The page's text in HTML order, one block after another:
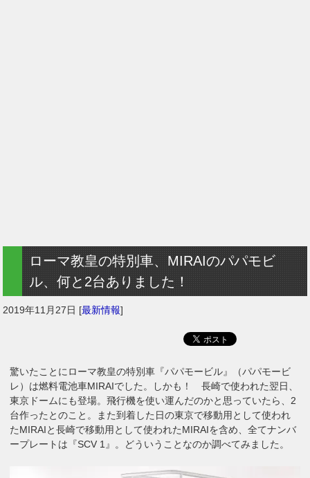
ローマ教皇の特別車、MIRAIのパパモビ
ル、何と2台ありました！
2019年11月27日 [最新情報]
驚いたことにローマ教皇の特別車『パパモービル』（パパモービ
レ）は燃料電池車MIRAIでした。しかも！ 長崎で使われた翌日、
東京ドームにも登場。飛行機を使い運んだのかと思っていたら、2
台作ったとのこと。また到着した日の東京で移動用として使われ
たMIRAIと長崎で移動用として使われたMIRAIを含め、全てナンバ
ープレートは『SCV 1』。どういうことなのか調べてみました。